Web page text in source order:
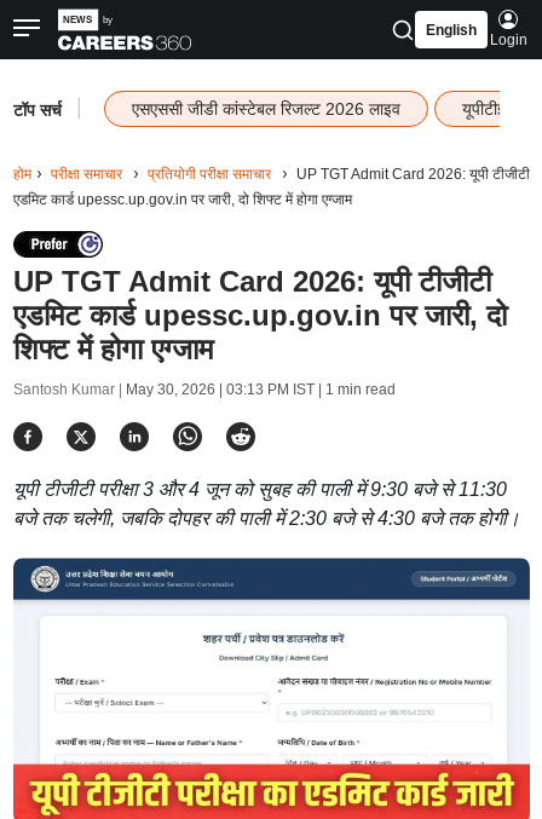
English
Login
टॉप सर्च एसएससी जीडी कांस्टेबल रिजल्ट 2026 लाइव यूपीटीईटी
होम परीक्षा समाचार प्रतियोगी परीक्षा समाचार
UP TGT Admit Card 2026: यूपी टीजीटी
एडमिट कार्ड upessc.up.gov.in पर जारी, दो शिफ्ट में होगा एग्जाम
UP TGT Admit Card 2026: यूपी टीजीटी
एडमिट कार्ड upessc.up.gov.in पर जारी, दो
शिफ्ट में होगा एग्जाम
Santosh Kumar | May 30, 2026 | 03:13 PM IST| 1 min read
यूपी टीजीटी परीक्षा 3 और 4 जून को सुबह की पाली में 9:30 बजे से 11:30
बजे तक चलेगी, जबकि दोपहर की पाली में 2:30 बजे से 4:30 बजे तक होगी।